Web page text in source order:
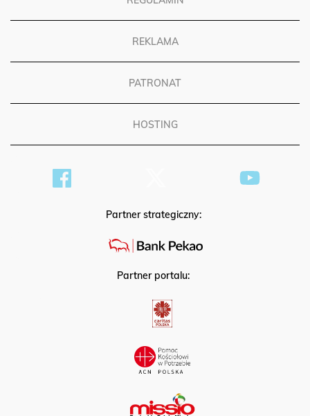
REGULAMIN
REKLAMA
PATRONAT
HOSTING
Partner strategiczny:
Partner portalu: